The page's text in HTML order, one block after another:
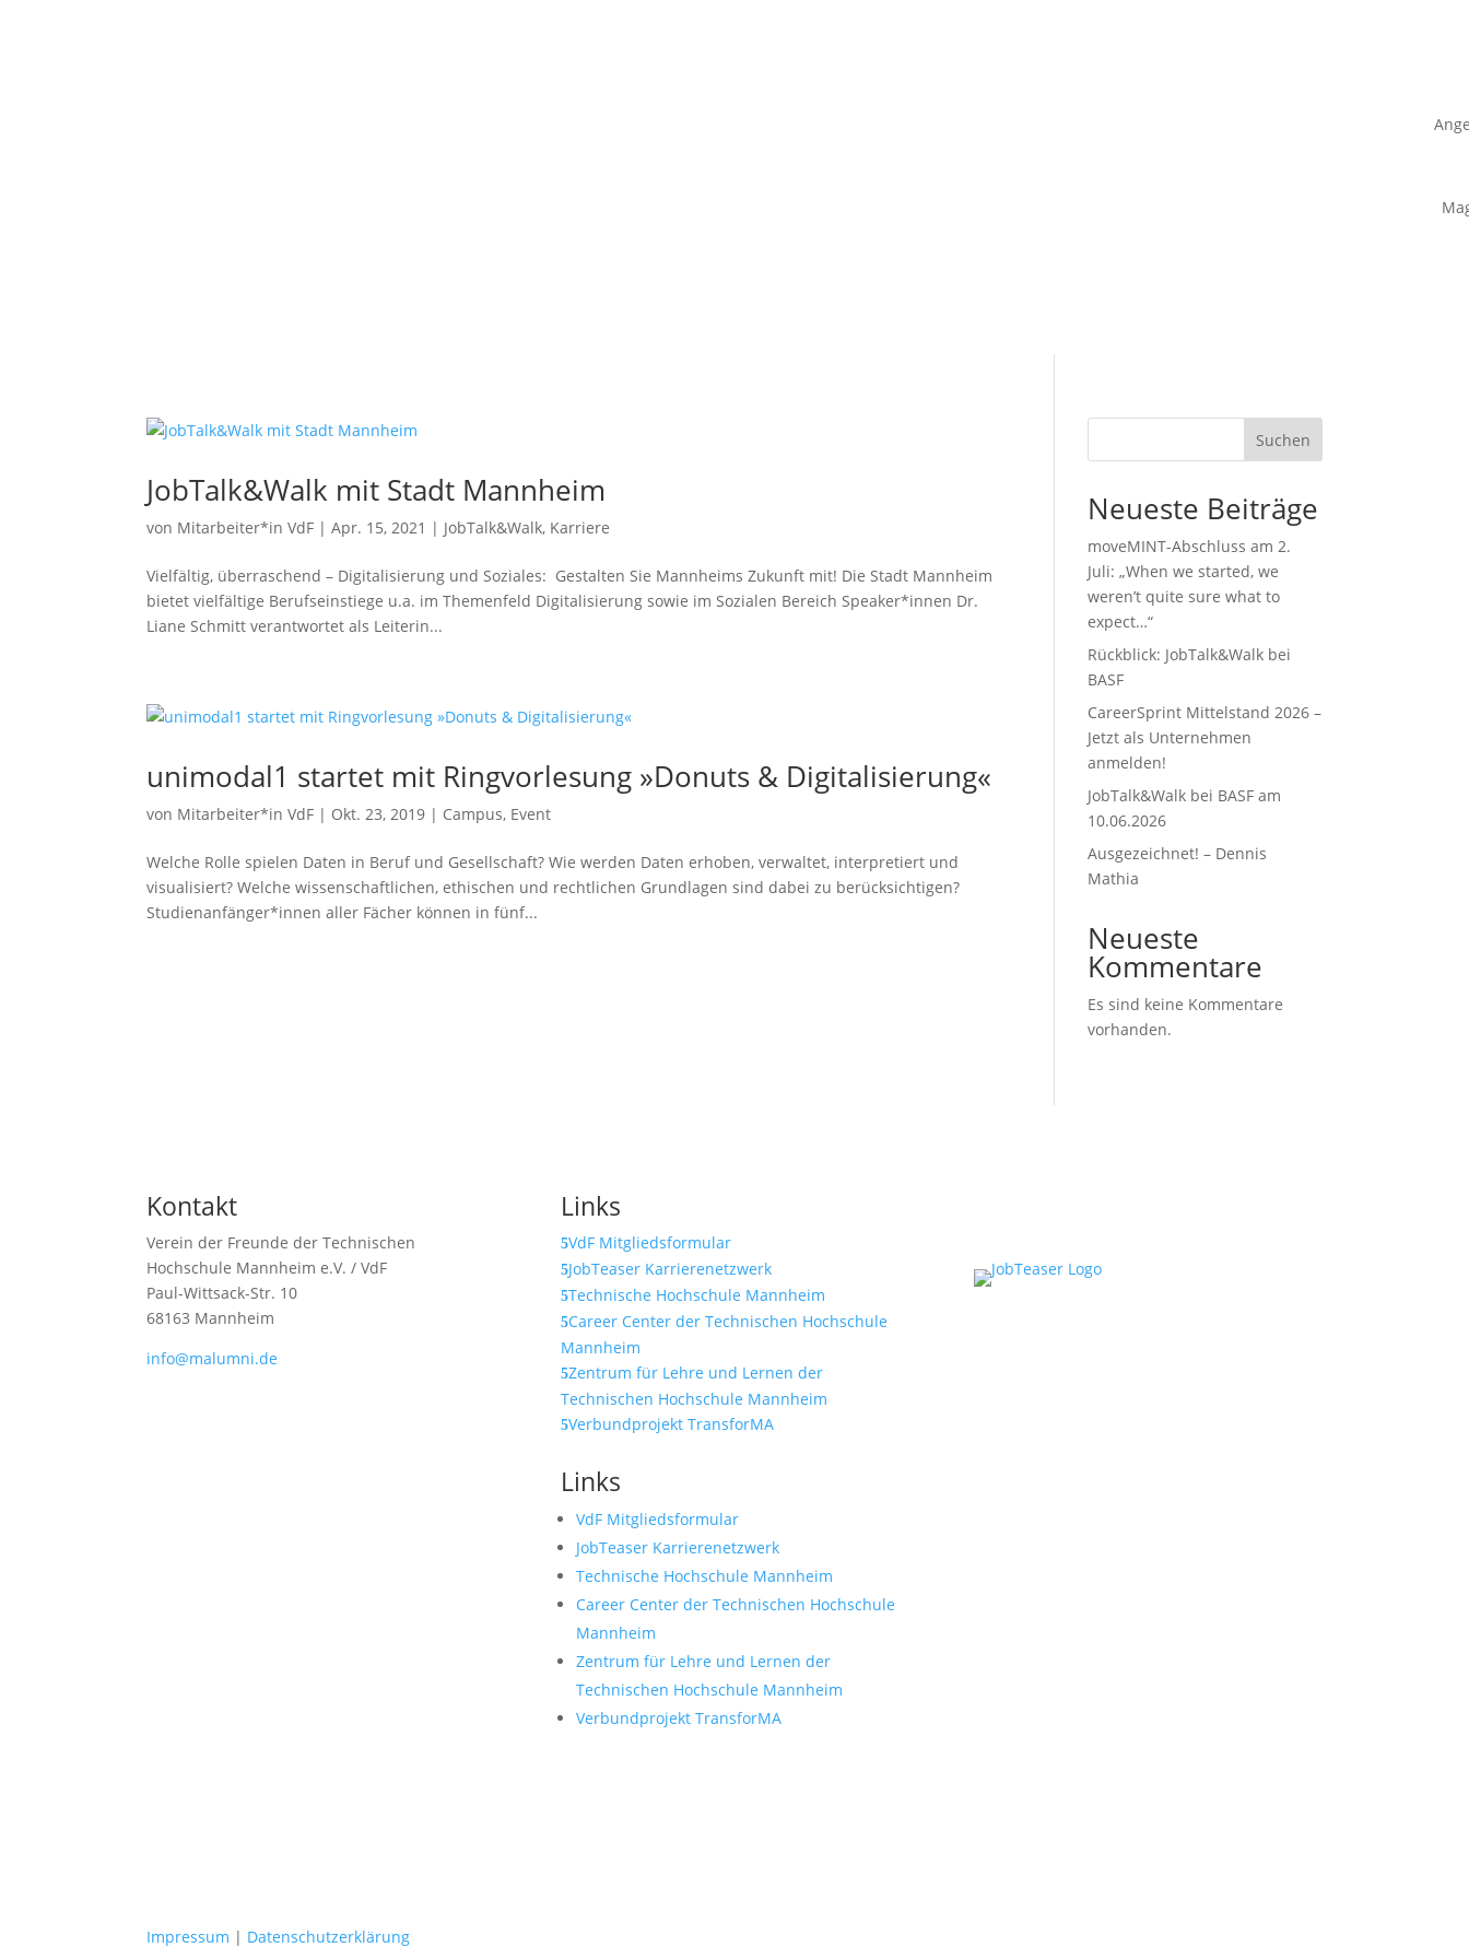
JobTalk&Walk mit Stadt Mannheim
von Mitarbeiter*in VdF |Apr. 15, 2021 | JobTalk&Walk, Karriere
Vielfältig, überraschend – Digitalisierung und Soziales: Gestalten Sie Mannheims Zukunft mit! Die Stadt Mannheim
bietet vielfältige Berufseinstiege u.a. im Themenfeld Digitalisierung sowie im Sozialen Bereich Speaker*innen Dr.
Liane Schmitt verantwortet als Leiterin...
unimodal1 startet mit Ringvorlesung »Donuts & Digitalisierung«
von Mitarbeiter*in VdF | Okt. 23, 2019 | Campus, Event
Welche Rolle spielen Daten in Beruf und Gesellschaft? Wie werden Daten erhoben, verwaltet, interpretiert und
visualisiert? Welche wissenschaftlichen, ethischen und rechtlichen Grundlagen sind dabei zu berücksichtigen?
Studienanfänger*innen aller Fächer können in fünf...
Suchen
Neueste Beiträge
moveMINT-Abschluss am 2.
Juli: „When we started, we
weren’t quite sure what to
expect…“
Rückblick: JobTalk&Walk bei
BASF
CareerSprint Mittelstand 2026 –
Jetzt als Unternehmen
anmelden!
JobTalk&Walk bei BASF am
10.06.2026
Ausgezeichnet! – Dennis
Mathia
Neueste
Kommentare
Es sind keine Kommentare
vorhanden.
Kontakt
Verein der Freunde der Technischen
Hochschule Mannheim e.V. / VdF
Paul-Wittsack-Str. 10
68163 Mannheim
info@malumni.de
Links
VdF Mitgliedsformular
JobTeaser Karrierenetzwerk
Technische Hochschule Mannheim
Career Center der Technischen Hochschule
Mannheim
Zentrum für Lehre und Lernen der
Technischen Hochschule Mannheim
Verbundprojekt TransforMA
Links
VdF Mitgliedsformular
JobTeaser Karrierenetzwerk
Technische Hochschule Mannheim
Career Center der Technischen Hochschule
Mannheim
Zentrum für Lehre und Lernen der
Technischen Hochschule Mannheim
Verbundprojekt TransforMA
Impressum | Datenschutzerklärung